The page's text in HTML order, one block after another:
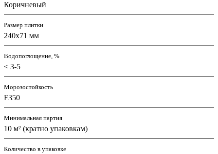
Коричневый
Размер плитки
240x71 мм
Водопоглощение, %
≤ 3-5
Морозостойкость
F350
Минимальная партия
10 м² (кратно упаковкам)
Количество в упаковке